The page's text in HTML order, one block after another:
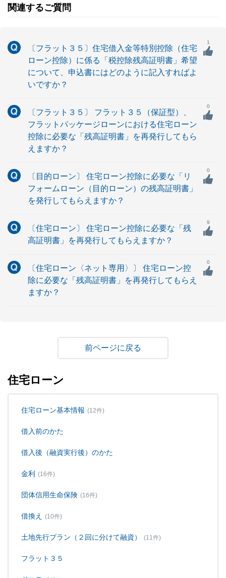
関連するご質問
〔フラット３５〕住宅借入金等特別控除（住宅
ローン控除）に係る「税控除残高証明書」希望
について、申込書にはどのように記入すればよ
いですか？
1
〔フラット３５〕 フラット３５（保証型）、
フラットパッケージローンにおける住宅ローン
控除に必要な「残高証明書」を再発行してもら
えますか？
0
〔目的ローン〕 住宅ローン控除に必要な「リ
フォームローン（目的ローン）の残高証明書」
を発行してもらえますか？
0
〔住宅ローン〕 住宅ローン控除に必要な「残
高証明書」を再発行してもらえますか？
9
〔住宅ローン〈ネット専用〉〕 住宅ローン控
除に必要な「残高証明書」を再発行してもらえ
ますか？
0
戻る
住宅ローン
住宅ローン基本情報 (12件)
借入前のかた
借入後（融資実行後）のかた
金利 (16件)
団体信用生命保険 (16件)
借換え (10件)
土地先行プラン（２回に分けて融資） (11件)
フラット３５